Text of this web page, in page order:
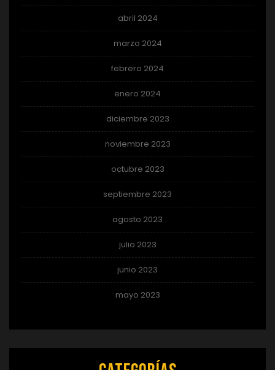
abril 2024
marzo 2024
febrero 2024
enero 2024
diciembre 2023
noviembre 2023
octubre 2023
septiembre 2023
agosto 2023
julio 2023
junio 2023
mayo 2023